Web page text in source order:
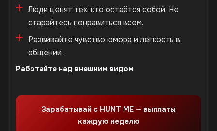
Люди ценят тех, кто остаётся собой. Не
старайтесь понравиться всем.
Развивайте чувство юмора и легкость в
общении.
Работайте над внешним видом
Зарабатывай с HUNT ME — выплаты
каждую неделю